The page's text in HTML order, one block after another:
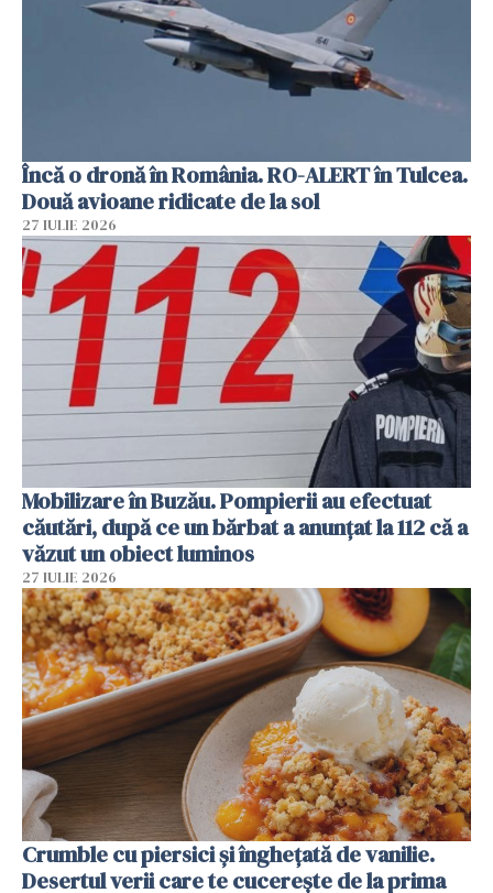
Încă o dronă în România. RO-ALERT în Tulcea.
Două avioane ridicate de la sol
27 IULIE 2026
Mobilizare în Buzău. Pompierii au efectuat
căutări, după ce un bărbat a anunțat la 112 că a
văzut un obiect luminos
27 IULIE 2026
Crumble cu piersici și înghețată de vanilie.
Desertul verii care te cucerește de la prima